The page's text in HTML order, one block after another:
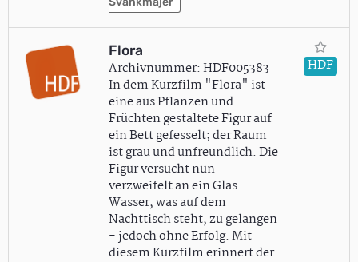
Flora
Archivnummer: HDF005383
In dem Kurzfilm "Flora" ist
eine aus Pflanzen und
Früchten gestaltete Figur auf
ein Bett gefesselt; der Raum
ist grau und unfreundlich. Die
Figur versucht nun
verzweifelt an ein Glas
Wasser, was auf dem
Nachttisch steht, zu gelangen
- jedoch ohne Erfolg. Mit
diesem Kurzfilm erinnert der
HDF